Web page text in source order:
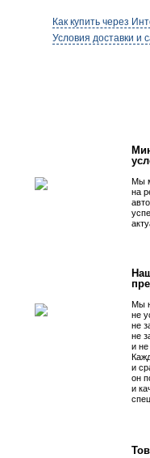
Как купить через
Условия доставки и
Мы
на
Мы
не
не
не
и не
и
он
и